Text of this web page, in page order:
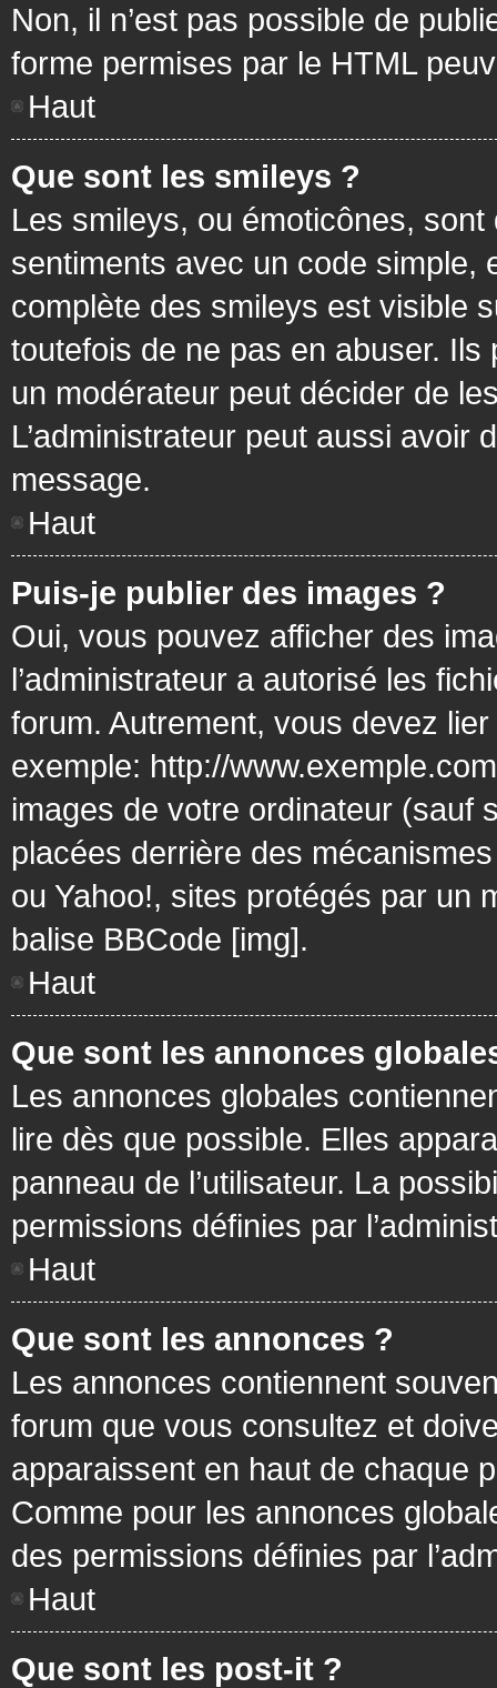
Non, il n’est pas possible de
forme permises par le HTML
Haut
Que sont les smileys ?
Les smileys, ou émoticônes,
sentiments avec un code simple,
complète des smileys est visible
toutefois de ne pas en abuser.
un modérateur peut décider de
L’administrateur peut aussi avoir
message.
Haut
Puis-je publier des images ?
Oui, vous pouvez afficher des
l’administrateur a autorisé les
forum. Autrement, vous devez
exemple: http://
images de votre ordinateur (sauf
placées derrière des
ou Yahoo!, sites protégés par un
balise BBCode [img].
Haut
Que sont les annonces
Les annonces globales
lire dès que possible. Elles
panneau de l’utilisateur. La
permissions définies par
Haut
Que sont les annonces ?
Les annonces contiennent
forum que vous consultez et
apparaissent en haut de chaque
Comme pour les annonces
des permissions définies par
Haut
Que sont les post-it ?